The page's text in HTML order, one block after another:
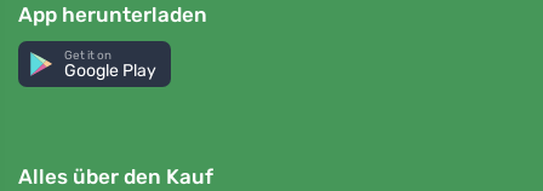
App herunterladen
Get it on
Google Play
Alles über den Kauf